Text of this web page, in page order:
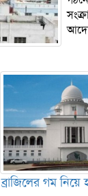
ব্রাজিলের গম নিয়ে